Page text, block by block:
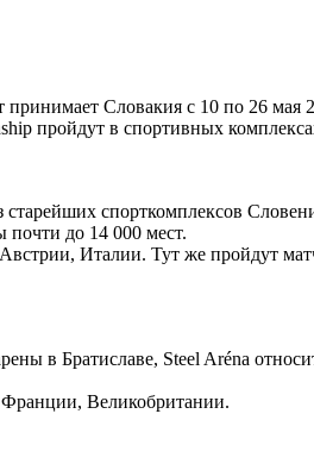
Словакия с 10 по 26
пройдут в спортивных
спорткомплексов
почти до 14 000 мест.
Италии. Тут же пройдут
в Братиславе, Steel Aréna
Великобритании.